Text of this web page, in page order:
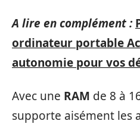
A lire en complément :
ordinateur portable
autonomie pour vos
Avec une RAM de 8 à
supporte aisément les